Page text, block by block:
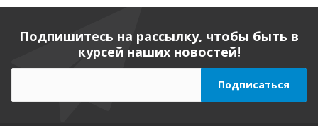
Подпишитесь на рассылку, чтобы быть в
курсей наших новостей!